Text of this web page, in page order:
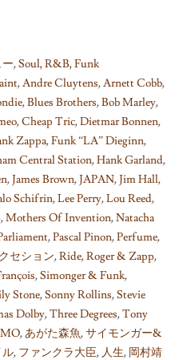
,Soul, R&B, Funk
,Andre Cluytens,Arnett Cobb,
,Blues Brothers,Bob Marley,
,Cheap Tric,Dietmar Bonnen,
Zappa,Funk “LA” Dieginn,
Central Station,Hank Garland,
,James Brown,JAPAN,Jim Hall,
Schifrin,Lee Perry,Lou Reed,
,Mothers Of Invention,Natacha
,Pascal Pinon,Perfume,
セション,Ride,Roger & Zapp,
,Simonger & Funk,
Stone,Sonny Rollins,Stevie
Dolby,Three Degrees,Tony
,あがた森魚,サイモンガー&
ル, ファンクラ大臣, 人生, 岡村靖